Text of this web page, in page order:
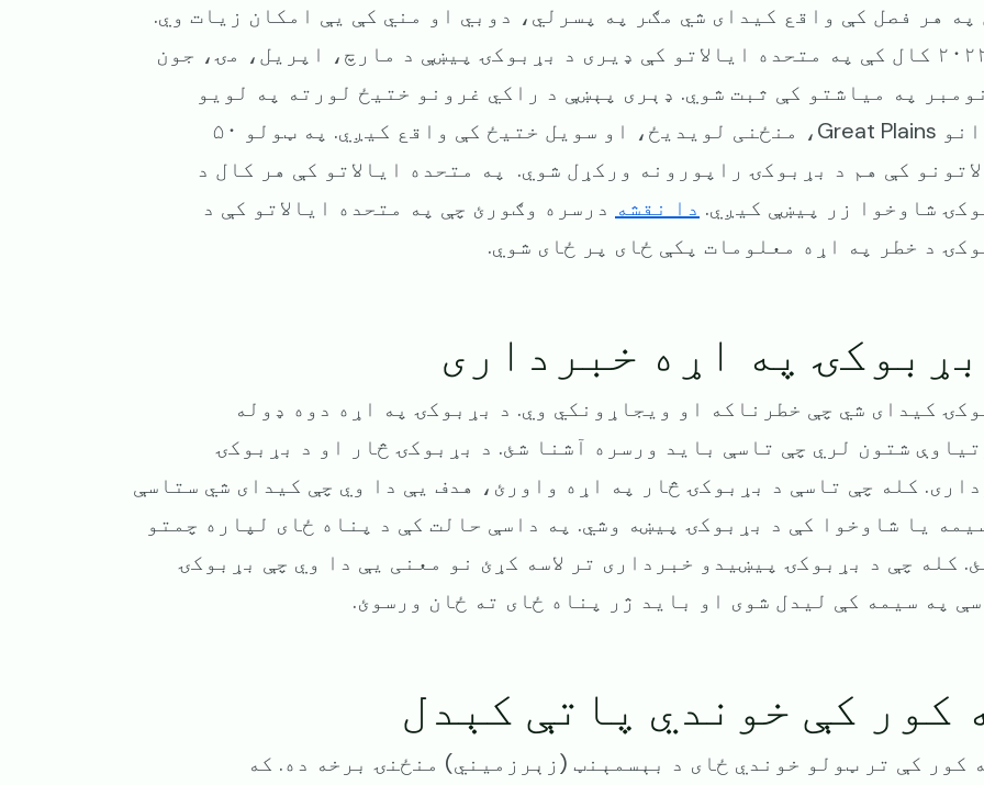
په هر فصل کې واقع کیدای شي مګر په پسرلي، دوبي او مني کې یې امکان زیات وي.
په ۲۰۲۲ کال کې په متحده ایالاتو کې ډیری د بړبوکۍ پیښې د مارچ، اپریل، مۍ، جون
په میاشتو کې ثبت شوي. ډېری پېښې د راکي غرونو ختیځ لورته په لویو
میدانو Great Plains، منځنی لویدیځ، او سویل ختیځ کې واقع کیږي. په ټولو ۵۰
کې هم د بړبوکۍ راپورونه ورکړل شوي. په متحده ایالاتو کې هر کال د
شاوخوا زر پیښې کیږي. دا نقشه درسره وګورئ چې په متحده ایالاتو کې د
د خطر په اړه معلومات پکې ځای پر ځای شوي.
په اړه خبرداری
کیدای شي چې خطرناکه او ویجاړونکي وي. د بړبوکۍ په اړه دوه ډوله
شتون لري چې تاسې باید ورسره آشنا شئ. د بړبوکۍ څار او د بړبوکۍ
کله چې تاسې د بړبوکۍ څار په اړه واورئ، هدف یې دا وي چې کیدای شي ستاسې
یا شاوخوا کې د بړبوکۍ پیښه وشي. په داسې حالت کې د پناه ځای لپاره چمتو
کله چې د بړبوکۍ پیښیدو خبرداری تر لاسه کړئ نو معنی یې دا وي چې بړبوکۍ
په سیمه کې لیدل شوی او باید ژر پناه ځای ته ځان ورسوئ.
کور کې خوندي پاتې کېدل
کور کې تر ټولو خوندي ځای د بېسمېنټ (زېرزمیني) منځنۍ برخه ده. که